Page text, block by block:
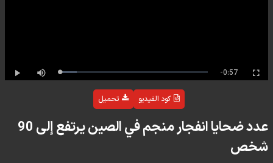
Play Mute Loaded:
Progress:
Remaining
Time
-0:57
كود الفيديو تحميل
عدد ضحايا انفجار منجم في الصين يرتفع إلى 90
شخص